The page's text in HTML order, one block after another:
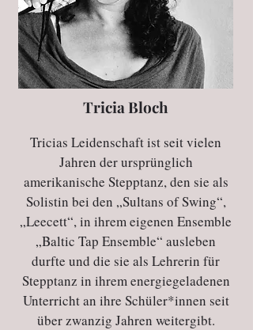
Tricia Bloch
Tricias Leidenschaft ist seit vielen
Jahren der ursprünglich
amerikanische Stepptanz, den sie als
Solistin bei den „Sultans of Swing“,
„Leecett“, in ihrem eigenen Ensemble
„Baltic Tap Ensemble“ ausleben
durfte und die sie als Lehrerin für
Stepptanz in ihrem energiegeladenen
Unterricht an ihre Schüler*innen seit
über zwanzig Jahren weitergibt.